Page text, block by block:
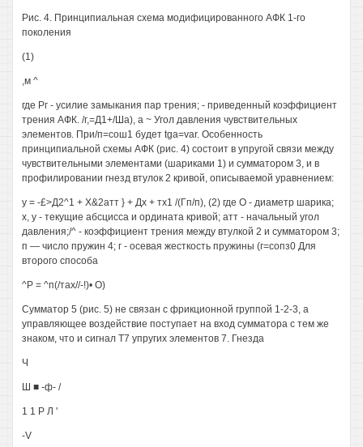
Рис. 4. Принципиальная схема модифицированного АФК 1-го
поколения
(1)
,м ^
где Рг - усилие замыкания пар трения; - приведенный коэффициент
трения АФК. /г,=Д1+/Ша), а ~ Угол давления чувствительных
элементов. При/п=сош1 будет tga=var. Особенность
принципиальной схемы АФК (рис. 4) состоит в упругой связи между
чувствительными элементами (шариками 1) и сумматором 3, и в
профилировании гнезд втулок 2 кривой, описываемой уравнением:
у = -£>Д2^1 + Х&2атт } + Дх + тх1 /(Гп/п), (2) где О - диаметр шарика;
х, у - текущие абсцисса и ордината кривой; атт - начальный угол
давления;/^ - коэффициент трения между втулкой 2 и сумматором 3;
п — число пружин 4; г - осевая жесткость пружины (г=сопз0 Для
второго способа
^Р = ^п(/тах//-!)• О)
Сумматор 5 (рис. 5) не связан с фрикционной группой 1-2-3, а
управляющее воздействие поступает на вход сумматора с тем же
знаком, что и сигнал Т7 упругих элементов 7. Гнезда
Ч
Ш ■ -ф- /
1 1 Р Л '
-V